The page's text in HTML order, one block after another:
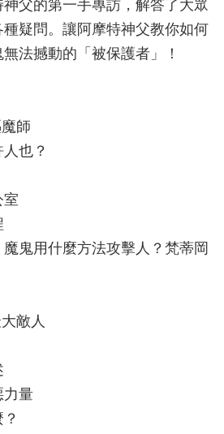
父的第一手專訪，解答了大眾
疑問。讓阿摩特神父教你如何
法撼動的「被保護者」！
師
也？
室
魔鬼用什麼方法攻擊人？梵蒂岡
敵人
力量